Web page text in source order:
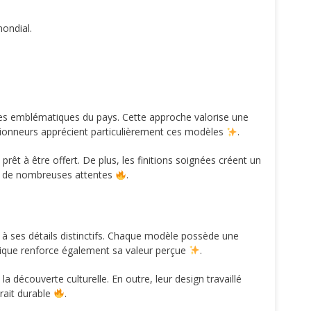
emblématiques du pays. Cette approche valorise une
apprécient particulièrement ces modèles
.
à être offert. De plus, les finitions soignées créent un
nombreuses attentes
.
ses détails distinctifs. Chaque modèle possède une
renforce également sa valeur perçue
.
découverte culturelle. En outre, leur design travaillé
durable
.